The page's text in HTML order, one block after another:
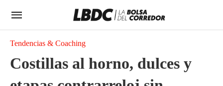
Tendencias & Coaching
Costillas al horno, dulces y